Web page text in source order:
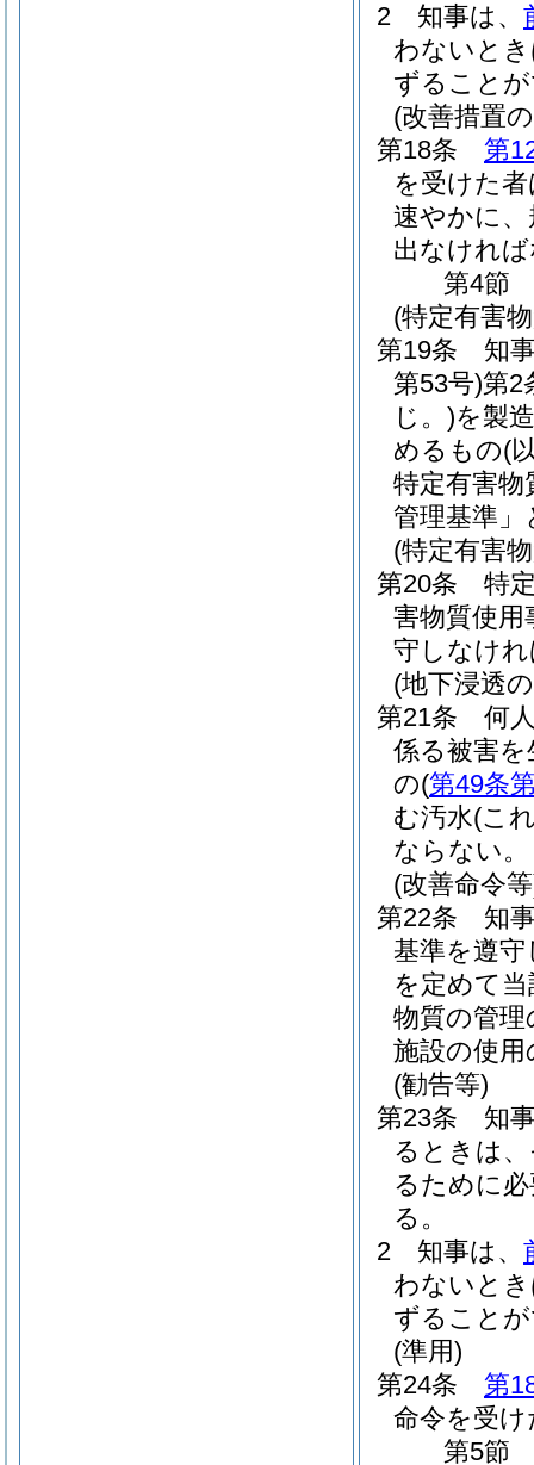
2
知事は、
わないと
ずること
(改善措置
第18条
第
を受けた
速やかに
出なけれ
第4節
(特定有害
第19条
知
第53号)第2
じ。)を製
めるもの(
特定有害
管理基準」
(特定有害
第20条
特
害物質使用
守しなけ
(地下浸透
第21条
何
係る被害
の(第49条
む汚水(こ
ならない。
(改善命令
第22条
知
基準を遵
を定めて
物質の管理
施設の使
(勧告等)
第23条
知
るときは
るために
る。
2
知事は、
わないと
ずること
(準用)
第24条
第
命令を受
第5節